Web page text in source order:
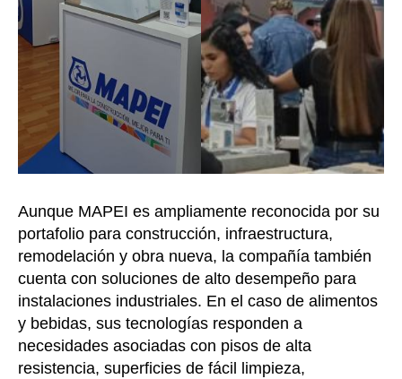
Aunque MAPEI es ampliamente reconocida por su
portafolio para construcción, infraestructura,
remodelación y obra nueva, la compañía también
cuenta con soluciones de alto desempeño para
instalaciones industriales. En el caso de alimentos
y bebidas, sus tecnologías responden a
necesidades asociadas con pisos de alta
resistencia, superficies de fácil limpieza,